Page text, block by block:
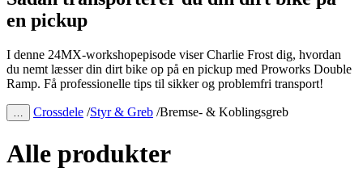
en pickup
I denne 24MX-workshopepisode viser Charlie Frost dig, hvordan
du nemt læsser din dirt bike op på en pickup med Proworks Double
Ramp. Få professionelle tips til sikker og problemfri transport!
… Crossdele /Styr & Greb /Bremse- & Koblingsgreb
Alle produkter